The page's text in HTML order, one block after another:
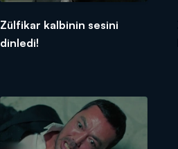
Zülfikar kalbinin sesini
dinledi!